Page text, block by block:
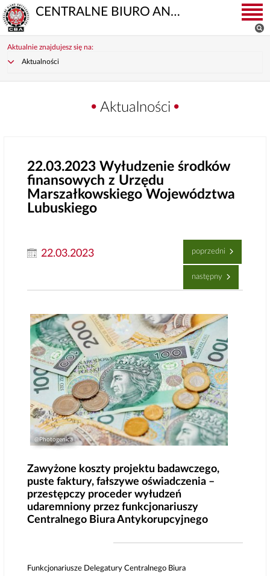
CENTRALNE BIURO ANTYKORUPCYJNE
Aktualnie znajdujesz się na:
Aktualności
Aktualności
22.03.2023 Wyłudzenie środków
finansowych z Urzędu
Marszałkowskiego Województwa
Lubuskiego
22.03.2023 poprzedni
następny
@Photogenica
Zawyżone koszty projektu badawczego,
puste faktury, fałszywe oświadczenia –
przestępczy proceder wyłudzeń
udaremniony przez funkcjonariuszy
Centralnego Biura Antykorupcyjnego
Funkcjonariusze Delegatury Centralnego Biura